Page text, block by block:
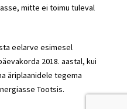
mitte ei toimu tuleval
eelarve esimesel
2018. aastal, kui
äriplaanidele tegema
Tootsis.